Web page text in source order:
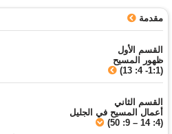
مقدمة
القسم الأول
ظهور المسيح
(1:1- 4: 13)
القسم الثاني
أعمال المسيح في الجليل
(4: 14 – 9: 50)